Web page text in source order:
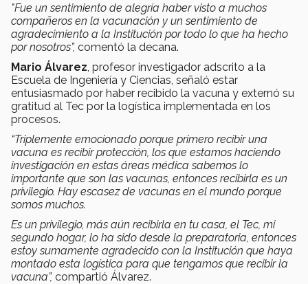
"Fue un sentimiento de alegría haber visto a muchos
compañeros en la vacunación y un sentimiento de
agradecimiento a la Institución por todo lo que ha hecho
por nosotros”, comentó la decana.
Mario Álvarez , profesor investigador adscrito a la
Escuela de Ingeniería y Ciencias, señaló estar
entusiasmado por haber recibido la vacuna y externó su
gratitud al Tec por la logística implementada en los
procesos.
“Triplemente emocionado porque primero recibir una
vacuna es recibir protección, los que estamos haciendo
investigación en estas áreas médica sabemos lo
importante que son las vacunas, entonces recibirla es un
privilegio. Hay escasez de vacunas en el mundo porque
somos muchos.
Es un privilegio, más aún recibirla en tu casa, el Tec, mi
segundo hogar, lo ha sido desde la preparatoria, entonces
estoy sumamente agradecido con la Institución que haya
montado esta logística para que tengamos que recibir la
vacuna”, compartió Álvarez.